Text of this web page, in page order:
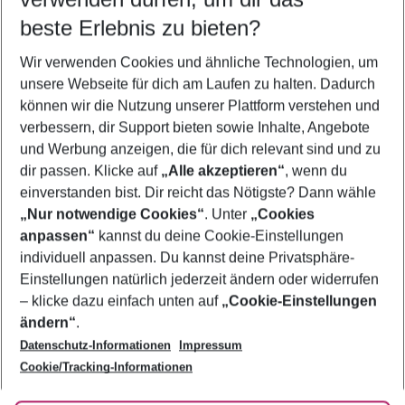
5-8 Nächte
2 Erwachsene Keine Kinder
Mehr Filter anzeigen
Footer
Footer navigation
Über uns
AGB
Bestpreisgarantie
Cookie-Einstellungen ändern
Cookie-Richtlinie
Agenturbetreuung
Barrierefreies Reisen
Folge uns
beste Erlebnis zu bieten?
Wir verwenden Cookies und ähnliche Technologien, um
unsere Webseite für dich am Laufen zu halten. Dadurch
können wir die Nutzung unserer Plattform verstehen und
verbessern, dir Support bieten sowie Inhalte, Angebote
und Werbung anzeigen, die für dich relevant sind und zu
dir passen. Klicke auf „Alle akzeptieren“, wenn du
einverstanden bist. Dir reicht das Nötigste? Dann wähle
„Nur notwendige Cookies“. Unter „Cookies
anpassen“ kannst du deine Cookie-Einstellungen
individuell anpassen. Du kannst deine Privatsphäre-
Einstellungen natürlich jederzeit ändern oder widerrufen
– klicke dazu einfach unten auf „Cookie-Einstellungen
ändern“.
Datenschutz-Informationen
Impressum
Cookie/Tracking-Informationen